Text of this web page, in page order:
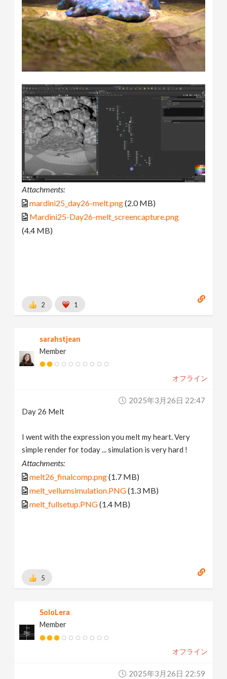
Attachments:
mardini25_day26-melt.png(2.0 MB)
Mardini25-Day26-melt_screencapture.png
(4.4 MB)
2 1
sarahstjean
Member
オフライン
2025年3月26日 22:47
Day 26 Melt
I went with the expression you melt my heart. Very
simple render for today ... simulation is very hard !
Attachments:
melt26_finalcomp.png(1.7 MB)
melt_vellumsimulation.PNG(1.3 MB)
melt_fullsetup.PNG(1.4 MB)
5
SoloLera
Member
オフライン
2025年3月26日 22:59